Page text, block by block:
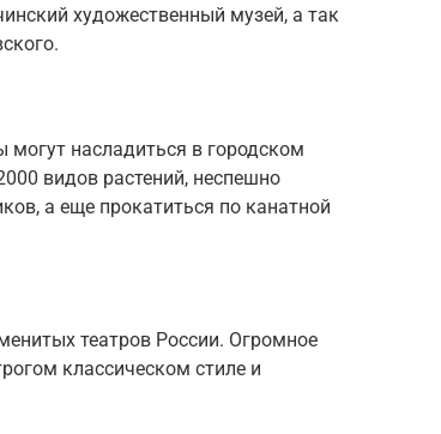
художественный музей, а так
насладиться в городском
видов растений, неспешно
а еще прокатиться по канатной
театров России. Огромное
классическом стиле и